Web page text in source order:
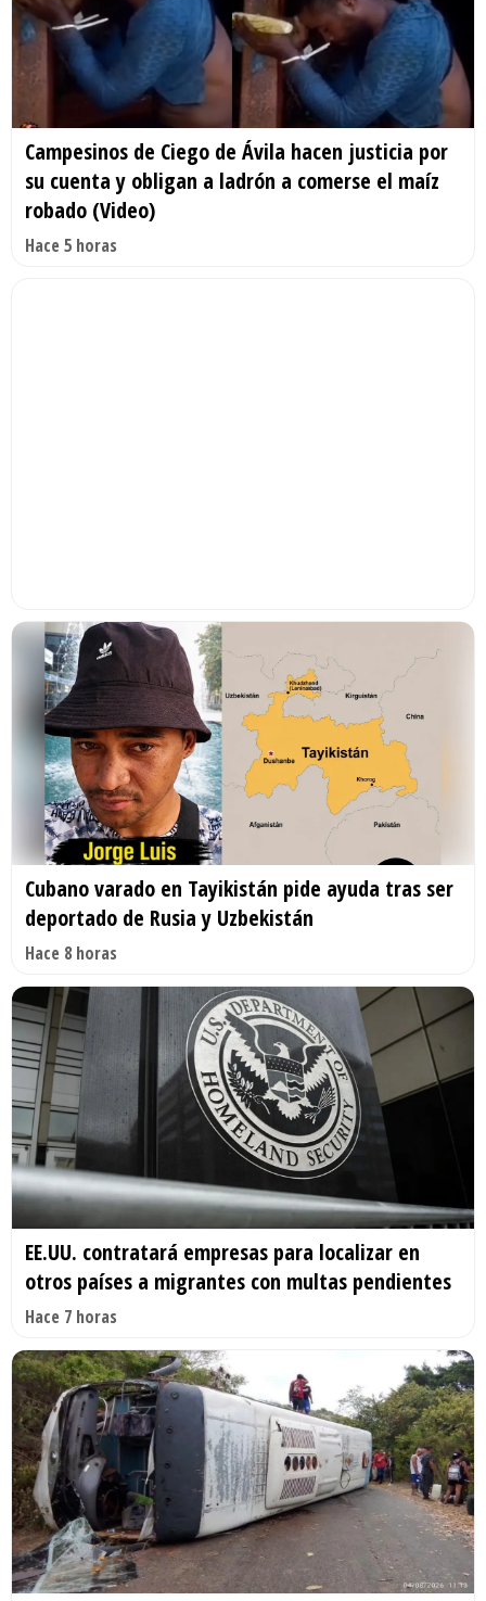
Campesinos de Ciego de Ávila hacen justicia por
su cuenta y obligan a ladrón a comerse el maíz
robado (Video)
Hace 5 horas
Cubano varado en Tayikistán pide ayuda tras ser
deportado de Rusia y Uzbekistán
Hace 8 horas
EE.UU. contratará empresas para localizar en
otros países a migrantes con multas pendientes
Hace 7 horas